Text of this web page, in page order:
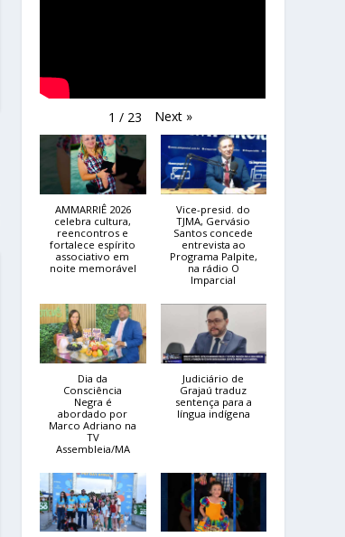
1 / 23 Next »
AMMARRIÊ 2026
celebra cultura,
reencontros e
fortalece espírito
associativo em
noite memorável
Vice-presid. do
TJMA, Gervásio
Santos concede
entrevista ao
Programa Palpite,
na rádio O
Imparcial
Dia da
Consciência
Negra é
abordado por
Marco Adriano na
TV
Assembleia/MA
Judiciário de
Grajaú traduz
sentença para a
língua indígena